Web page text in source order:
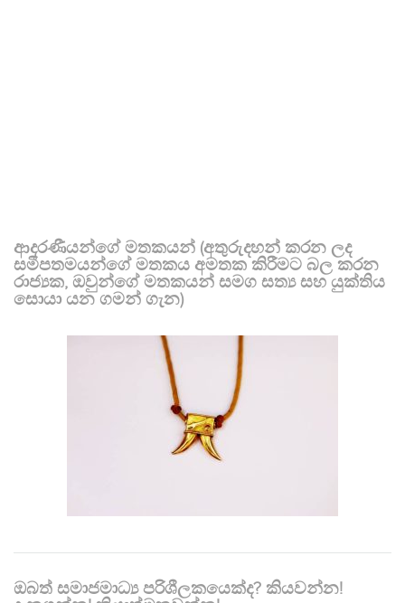
ආදරණීයන්ගේ මතකයන් (අතුරුදහන් කරන ලද
සමීපතමයන්ගේ මතකය අමතක කිරීමට බල කරන
රාජ්‍යක, ඔවුන්ගේ මතකයන් සමග සත්‍ය සහ යුක්තිය
සොයා යන ගමන් ගැන)
ඔබත් සමාජමාධ්‍ය පරිශීලකයෙක්ද? කියවන්න!